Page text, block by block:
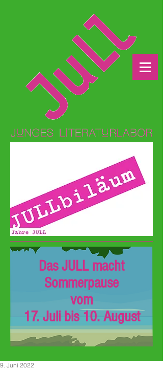
Das JULL macht
Sommerpause
vom
17. Juli bis 10. August
9. Juni 2022